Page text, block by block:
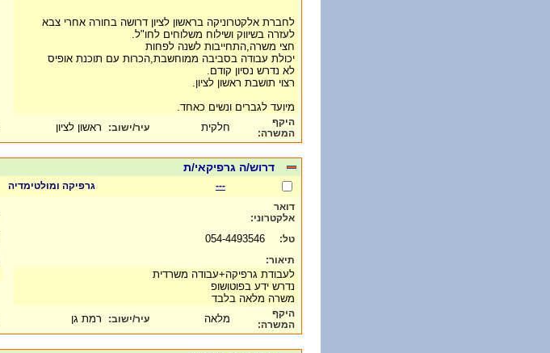
לחברת אלקטרוניקה בראשון לציון דרושה בחורה אחרי צבא
לעזרה בשיווק ושילוח משלוחים לחו"ל.
חצי משרה,התחייבות לשנה לפחות
יכולת עבודה בסביבה ממוחשבת,הכרות עם תוכנת אופיס
לא נדרש נסיון קודם.
רצוי תושבת ראשון לציון.
מיועד לגברים ונשים כאחד.
היקף
המשרה:
חלקית עיר/ישוב: ראשון לציון
דרוש/ה גרפיקאי/ת
--- גרפיקה ומולטימדיה
דואר
אלקטרוני:
טל:
תיאור:
לעבודת גרפיקה+עבודה משרדית
נדרש ידע בפוטושופ
משרה מלאה בלבד
היקף
המשרה:
מלאה עיר/ישוב: רמת גן